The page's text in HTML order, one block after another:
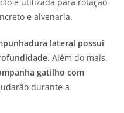
e alvenaria.
lateral possui
Além do mais,
gatilho com
durante a